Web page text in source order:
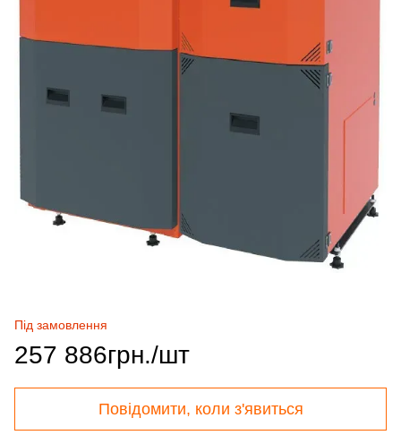
Під замовлення
257 886грн./шт
Повідомити, коли з'явиться